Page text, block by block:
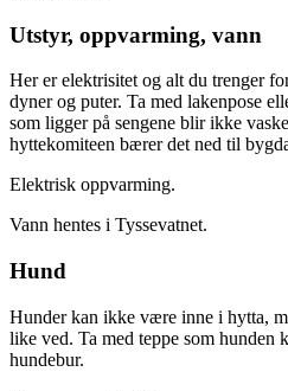
Utstyr, oppvarming, vann
Her er elektrisitet og alt du trenger
dyner og puter. Ta med lakenpose
som ligger på sengene blir ikke
hyttekomiteen bærer det ned til
Elektrisk oppvarming.
Vann hentes i Tyssevatnet.
Hund
Hunder kan ikke være inne i hytta,
like ved. Ta med teppe som hunden
hundebur.